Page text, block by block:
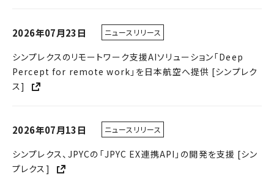
2022年
2021年
2018年
2026年07月23日 ニュースリリース
シンプレクスのリモートワーク支援AIソリューション「Deep
Percept for remote work」を日本航空へ提供 [シンプレク
ス]
2026年07月13日 ニュースリリース
シンプレクス、JPYCの「JPYC EX連携API」の開発を支援 [シン
プレクス]